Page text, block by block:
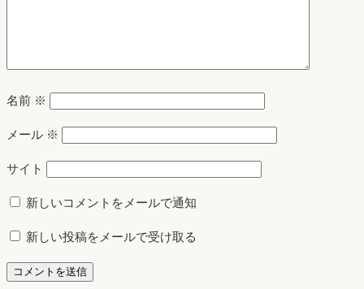
名前 ※
メール ※
サイト
新しいコメントをメールで通知
新しい投稿をメールで受け取る